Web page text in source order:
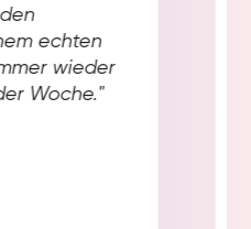
echten
wieder
Woche."